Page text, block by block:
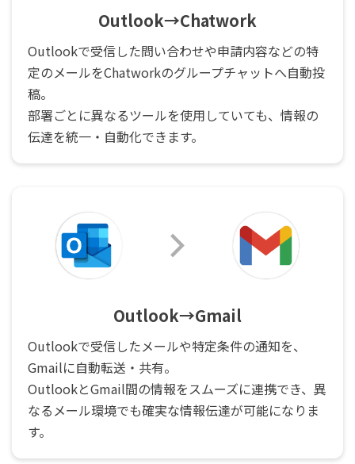
Outlook→Chatwork
Outlookで受信した問い合わせや申請内容などの特
定のメールをChatworkのグループチャットへ自動投
稿。
部署ごとに異なるツールを使用していても、情報の
伝達を統一・自動化できます。
Outlook→Gmail
Outlookで受信したメールや特定条件の通知を、
Gmailに自動転送・共有。
OutlookとGmail間の情報をスムーズに連携でき、異
なるメール環境でも確実な情報伝達が可能になりま
す。